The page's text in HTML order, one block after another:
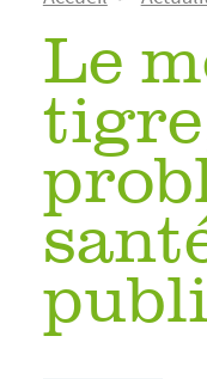
d'Ariane
Le